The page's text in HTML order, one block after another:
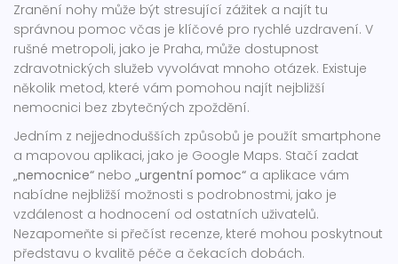
Zranění nohy může být stresující zážitek a najít tu
správnou pomoc včas je klíčové pro rychlé uzdravení. V
rušné metropoli, jako je Praha, může dostupnost
zdravotnických služeb vyvolávat mnoho otázek. Existuje
několik metod, které vám pomohou najít nejbližší
nemocnici bez zbytečných zpoždění.
Jedním z nejjednodušších způsobů je použít smartphone
a mapovou aplikaci, jako je Google Maps. Stačí zadat
„nemocnice“ nebo „urgentní pomoc“ a aplikace vám
nabídne nejbližší možnosti s podrobnostmi, jako je
vzdálenost a hodnocení od ostatních uživatelů.
Nezapomeňte si přečíst recenze, které mohou poskytnout
představu o kvalitě péče a čekacích dobách.